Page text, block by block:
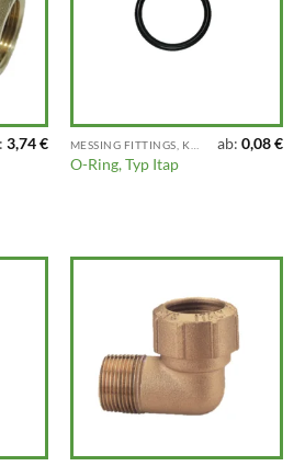
3,74€
O-Ring, Typ Itap
ab:0,08€